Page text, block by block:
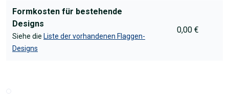
Formkosten für bestehende
Designs
Siehe die Liste der vorhandenen Flaggen-
Designs
0,00 €